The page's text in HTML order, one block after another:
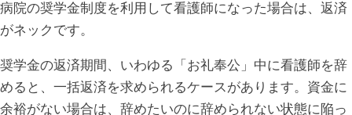
病院の奨学金制度を利用して看護師になった場合は、返済
がネックです。
奨学金の返済期間、いわゆる「お礼奉公」中に看護師を辞
めると、一括返済を求められるケースがあります。資金に
余裕がない場合は、辞めたいのに辞められない状態に陥っ